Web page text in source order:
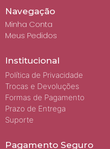
Navegação
Minha Conta
Meus Pedidos
Institucional
Política de Privacidade
Trocas e Devoluções
Formas de Pagamento
Prazo de Entrega
Suporte
Pagamento Seguro